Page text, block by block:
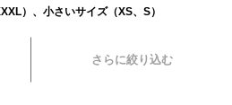
）、小さいサイズ（XS、S）
さらに絞り込む